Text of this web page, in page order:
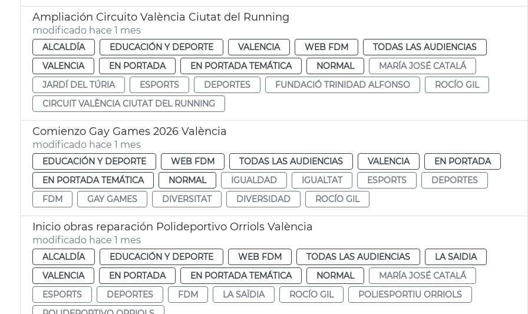
Ampliación Circuito València Ciutat del Running
modificado hace 1 mes
ALCALDÍA EDUCACIÓN Y DEPORTE VALENCIA WEB FDM
TODAS LAS AUDIENCIAS
VALENCIA
EN PORTADA EN PORTADA TEMÁTICA NORMAL
MARÍA JOSÉ CATALÁ
JARDÍ DEL TÚRIA
ESPORTS DEPORTES FUNDACIÓ TRINIDAD ALFONSO
ROCÍO GIL
CIRCUIT VALÈNCIA CIUTAT DEL RUNNING
Comienzo Gay Games 2026 València
modificado hace 1 mes
EDUCACIÓN Y DEPORTE WEB FDM TODAS LAS AUDIENCIAS VALENCIA
EN PORTADA
EN PORTADA TEMÁTICA
NORMAL IGUALDAD IGUALTAT ESPORTS
DEPORTES
FDM
GAY GAMES DIVERSITAT DIVERSIDAD ROCÍO GIL
Inicio obras reparación Polideportivo Orriols València
modificado hace 1 mes
ALCALDÍA EDUCACIÓN Y DEPORTE WEB FDM TODAS LAS AUDIENCIAS
LA SAIDIA
VALENCIA
EN PORTADA EN PORTADA TEMÁTICA NORMAL
MARÍA JOSÉ CATALÁ
ESPORTS
DEPORTES FDM LA SAÏDIA ROCÍO GIL
POLIESPORTIU ORRIOLS